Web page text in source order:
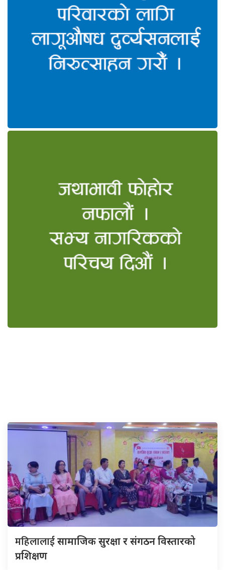
महिलालाईसामाजिक सुरक्षा र संगठन विस्तारको
प्रशिक्षण